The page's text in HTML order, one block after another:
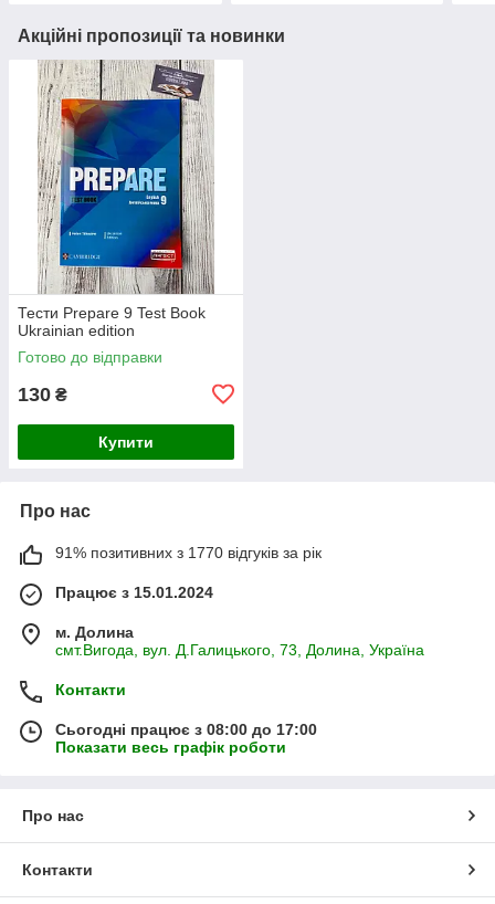
Акційні пропозиції та новинки
Тести Prepare 9 Test Book
Ukrainian edition
Готово до відправки
130 ₴
Купити
Про нас
91% позитивних з 1770 відгуків за рік
Працює з 15.01.2024
м. Долина
смт.Вигода, вул. Д.Галицького, 73, Долина, Україна
Контакти
Сьогодні працює з 08:00 до 17:00
Показати весь графік роботи
Про нас
Контакти